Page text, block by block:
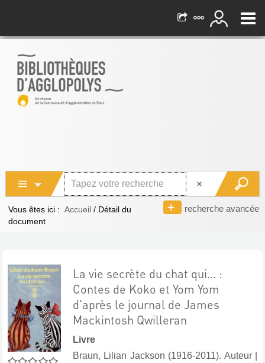
recherche avancée
Vous êtes ici : Accueil / Détail du
document
0/5
La vie secrète du chat qui... :
Contes de Koko et Yom Yom
d'après le journal de James
Mackintosh Qwilleran
Livre
Braun, Lilian Jackson (1916-2011). Auteur|